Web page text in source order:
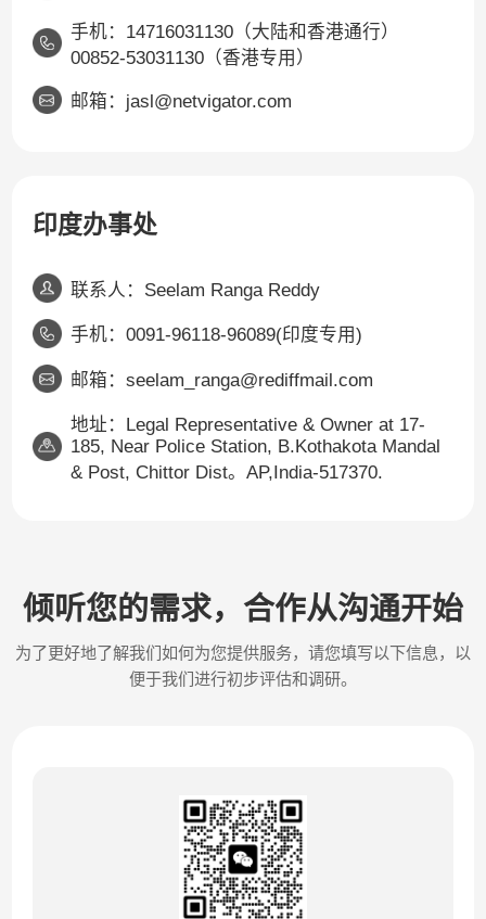
手机：14716031130（大陆和香港通行）
00852-53031130（香港专用）
邮箱：jasl@netvigator.com
印度办事处
联系人：Seelam Ranga Reddy
手机：0091-96118-96089(印度专用)
邮箱：seelam_ranga@rediffmail.com
地址：Legal Representative & Owner at 17-
185, Near Police Station, B.Kothakota Mandal
& Post, Chittor Dist。AP,India-517370.
倾听您的需求，合作从沟通开始
为了更好地了解我们如何为您提供服务，请您填写以下信息，以
便于我们进行初步评估和调研。